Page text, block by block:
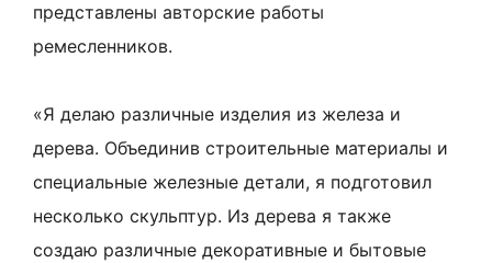
представлены авторские работы
ремесленников.
«Я делаю различные изделия из железа и
дерева. Объединив строительные материалы и
специальные железные детали, я подготовил
несколько скульптур. Из дерева я также
создаю различные декоративные и бытовые